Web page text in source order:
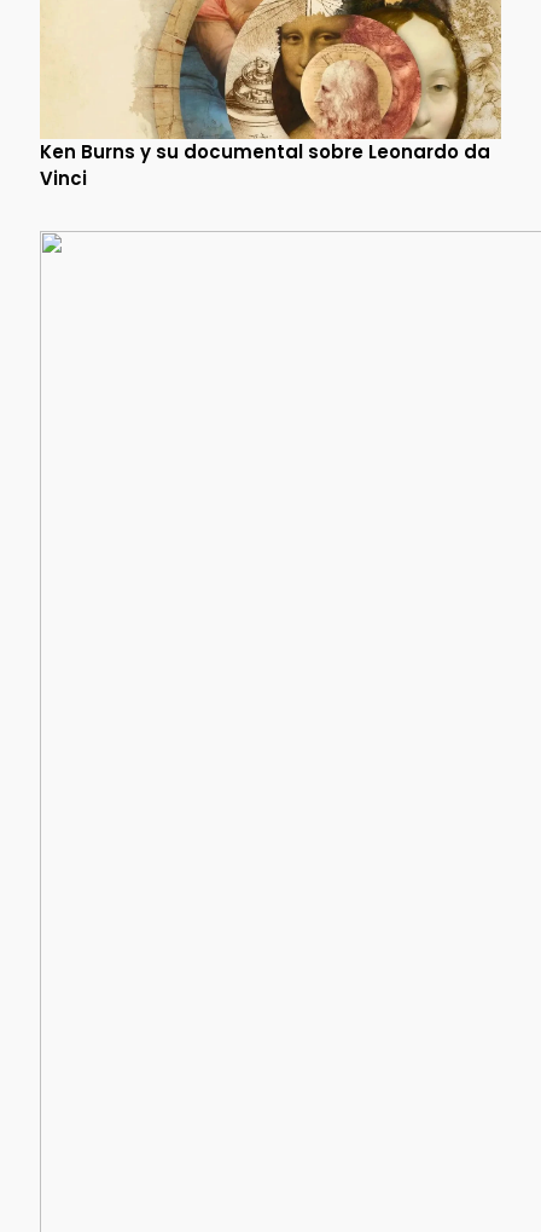
Ken Burns y su documental sobre Leonardo da
Vinci